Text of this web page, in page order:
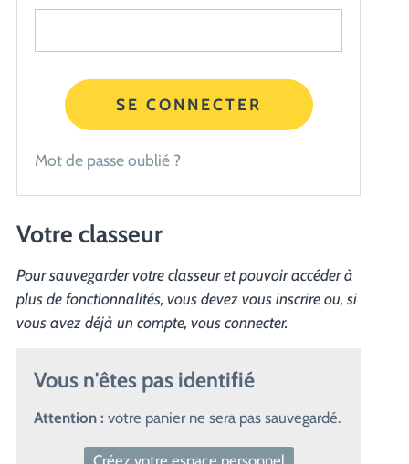
SE CONNECTER
Mot de passe oublié ?
Votre classeur
Pour sauvegarder votre classeur et pouvoir accéder à
plus de fonctionnalités, vous devez vous inscrire ou, si
vous avez déjà un compte, vous connecter.
Vous n'êtes pas identifié
Attention : votre panier ne sera pas sauvegardé.
Créez votre espace personnel